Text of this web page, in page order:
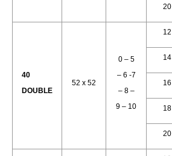
20
40
DOUBLE
52 x 52
0 – 5
– 6 -7
– 8 –
9 – 10
12
14
16
18
20